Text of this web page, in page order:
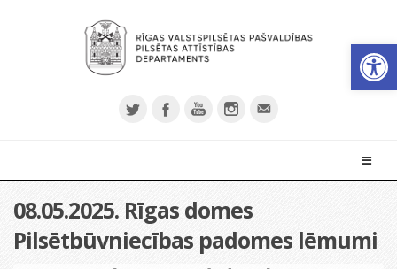
08.05.2025. Rīgas domes
Pilsētbūvniecības padomes lēmumi